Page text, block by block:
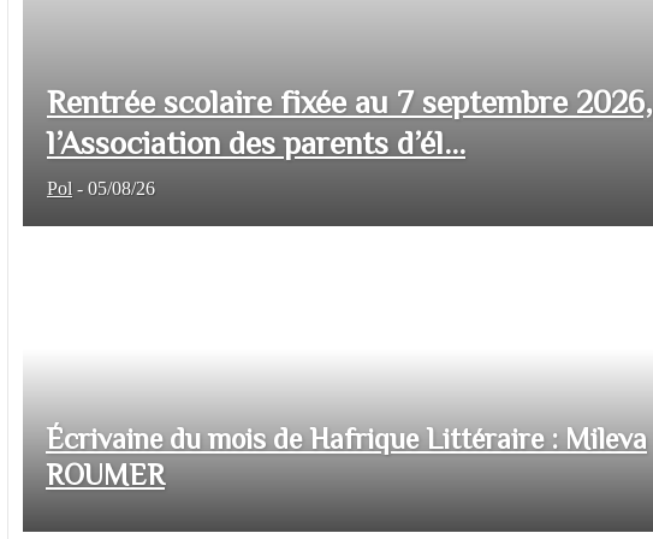
Rentrée scolaire fixée au 7 septembre 2026,
l’Association des parents d’él...
Pol - 05/08/26
Écrivaine du mois de Hafrique Littéraire : Mileva
ROUMER